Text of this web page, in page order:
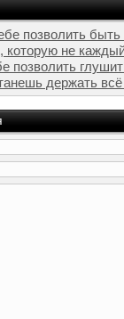
позволить
не
позволить
держать